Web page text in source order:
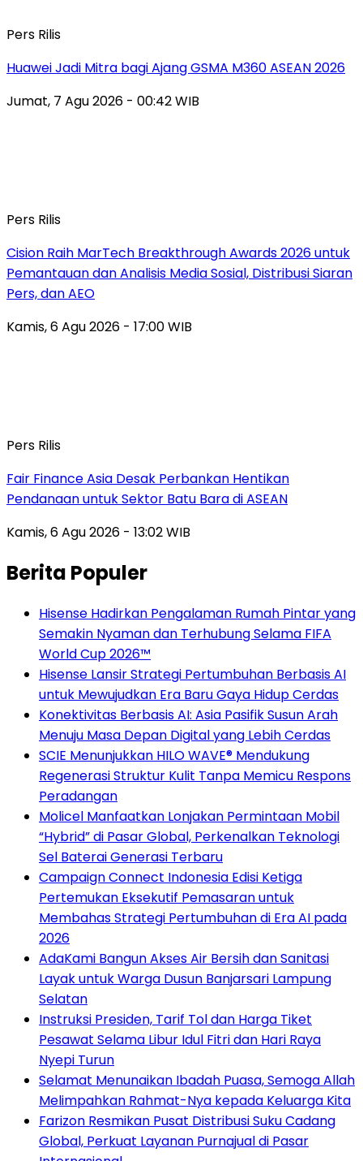
Pers Rilis
Huawei Jadi Mitra bagi Ajang GSMA M360 ASEAN 2026
Jumat, 7 Agu 2026 - 00:42 WIB
Pers Rilis
Cision Raih MarTech Breakthrough Awards 2026 untuk
Pemantauan dan Analisis Media Sosial, Distribusi Siaran
Pers, dan AEO
Kamis, 6 Agu 2026 - 17:00 WIB
Pers Rilis
Fair Finance Asia Desak Perbankan Hentikan
Pendanaan untuk Sektor Batu Bara di ASEAN
Kamis, 6 Agu 2026 - 13:02 WIB
Berita Populer
Hisense Hadirkan Pengalaman Rumah Pintar yang
Semakin Nyaman dan Terhubung Selama FIFA
World Cup 2026™
Hisense Lansir Strategi Pertumbuhan Berbasis AI
untuk Mewujudkan Era Baru Gaya Hidup Cerdas
Konektivitas Berbasis AI: Asia Pasifik Susun Arah
Menuju Masa Depan Digital yang Lebih Cerdas
SCIE Menunjukkan HILO WAVE® Mendukung
Regenerasi Struktur Kulit Tanpa Memicu Respons
Peradangan
Molicel Manfaatkan Lonjakan Permintaan Mobil
“Hybrid” di Pasar Global, Perkenalkan Teknologi
Sel Baterai Generasi Terbaru
Campaign Connect Indonesia Edisi Ketiga
Pertemukan Eksekutif Pemasaran untuk
Membahas Strategi Pertumbuhan di Era AI pada
2026
AdaKami Bangun Akses Air Bersih dan Sanitasi
Layak untuk Warga Dusun Banjarsari Lampung
Selatan
Instruksi Presiden, Tarif Tol dan Harga Tiket
Pesawat Selama Libur Idul Fitri dan Hari Raya
Nyepi Turun
Selamat Menunaikan Ibadah Puasa, Semoga Allah
Melimpahkan Rahmat-Nya kepada Keluarga Kita
Farizon Resmikan Pusat Distribusi Suku Cadang
Global, Perkuat Layanan Purnajual di Pasar